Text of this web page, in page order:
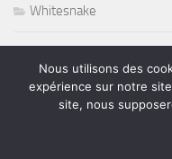
Whitesnake
World
Nous utilisons des
expérience sur notre
site, nous